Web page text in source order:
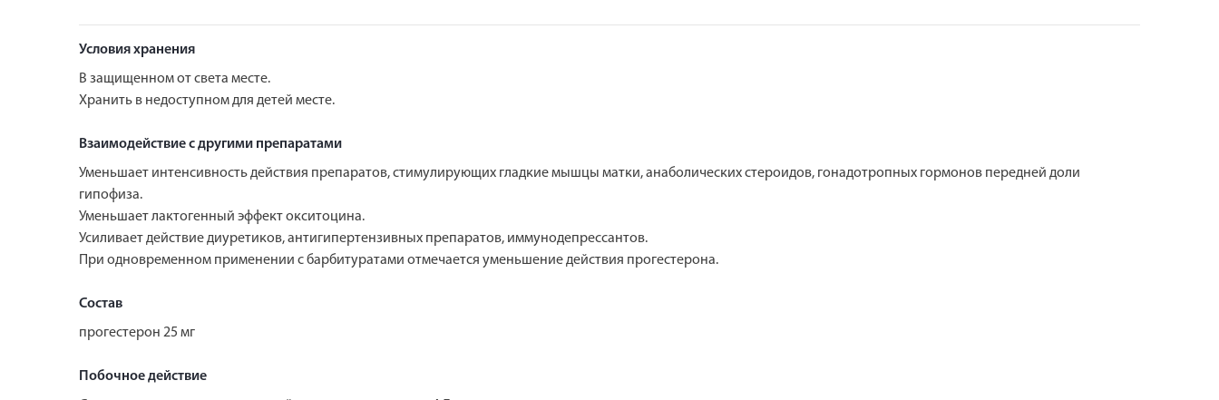
Условия хранения
В защищенном от света месте.
Хранить в недоступном для детей месте.
Взаимодействие с другими препаратами
Уменьшает интенсивность действия препаратов, стимулирующих гладкие мышцы матки, анаболических стероидов, гонадотропных гормонов передней доли
гипофиза.
Уменьшает лактогенный эффект окситоцина.
Усиливает действие диуретиков, антигипертензивных препаратов, иммунодепрессантов.
При одновременном применении с барбитуратами отмечается уменьшение действия прогестерона.
Состав
прогестерон 25 мг
Побочное действие